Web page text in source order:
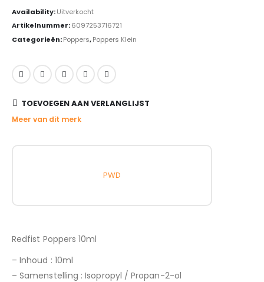
Availability:Uitverkocht
Artikelnummer:6097253716721
Categorieën:Poppers,Poppers Klein
TOEVOEGEN AAN VERLANGLIJST
Meer van dit merk
PWD
Redfist Poppers 10ml
– Inhoud : 10ml
– Samenstelling : Isopropyl / Propan-2-ol